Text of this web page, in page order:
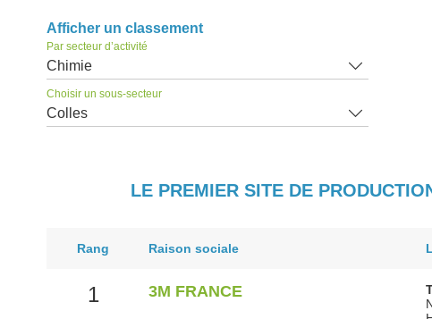
Afficher un classement
Par secteur d’activité
Chimie
Choisir un sous-secteur
Colles
LE PREMIER SITE DE
Rang Raison sociale
1 3M FRANCE